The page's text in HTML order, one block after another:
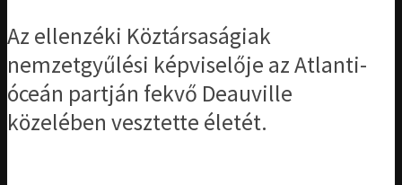
Az ellenzéki Köztársaságiak
nemzetgyűlési képviselője az Atlanti-
óceán partján fekvő Deauville
közelében vesztette életét.